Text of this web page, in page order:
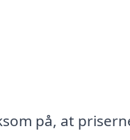
på, at